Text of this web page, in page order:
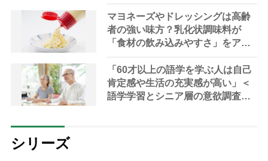
みを持つ人のネットワークを作り
たい」
マヨネーズやドレッシングは高齢
者の強い味方？乳化状調味料が
「食材の飲み込みやすさ」をアッ
プさせる研究成果を発表
「60才以上の語学を学ぶ人は自己
肯定感や生活の充実感が高い」＜
語学学習とシニア層の意欲調査＞
シリーズ